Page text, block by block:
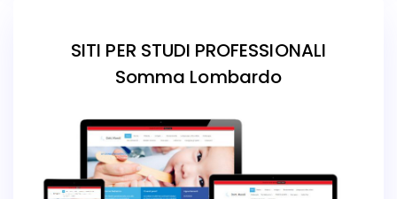
SITI PER STUDI PROFESSIONALI
Somma Lombardo